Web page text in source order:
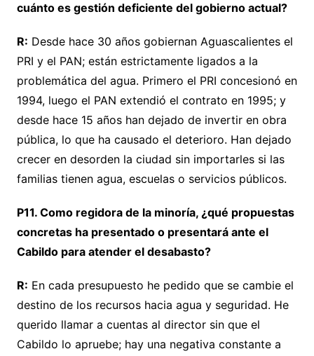
cuánto es gestión deficiente del gobierno actual?
R: Desde hace 30 años gobiernan Aguascalientes el
PRI y el PAN; están estrictamente ligados a la
problemática del agua. Primero el PRI concesionó en
1994, luego el PAN extendió el contrato en 1995; y
desde hace 15 años han dejado de invertir en obra
pública, lo que ha causado el deterioro. Han dejado
crecer en desorden la ciudad sin importarles si las
familias tienen agua, escuelas o servicios públicos.
P11. Como regidora de la minoría, ¿qué propuestas
concretas ha presentado o presentará ante el
Cabildo para atender el desabasto?
R: En cada presupuesto he pedido que se cambie el
destino de los recursos hacia agua y seguridad. He
querido llamar a cuentas al director sin que el
Cabildo lo apruebe; hay una negativa constante a